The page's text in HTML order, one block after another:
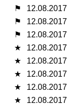
⚑
12.08.2017
⚑
12.08.2017
⚑
12.08.2017
★
12.08.2017
★
12.08.2017
★
12.08.2017
★
12.08.2017
★
12.08.2017